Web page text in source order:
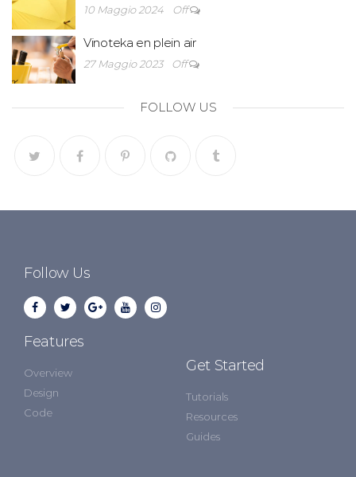
10 Maggio 2024 Off
Vinoteka en plein air
27 Maggio 2023 Off
FOLLOW US
Follow Us
Features
Overview
Design
Code
Get Started
Tutorials
Resources
Guides